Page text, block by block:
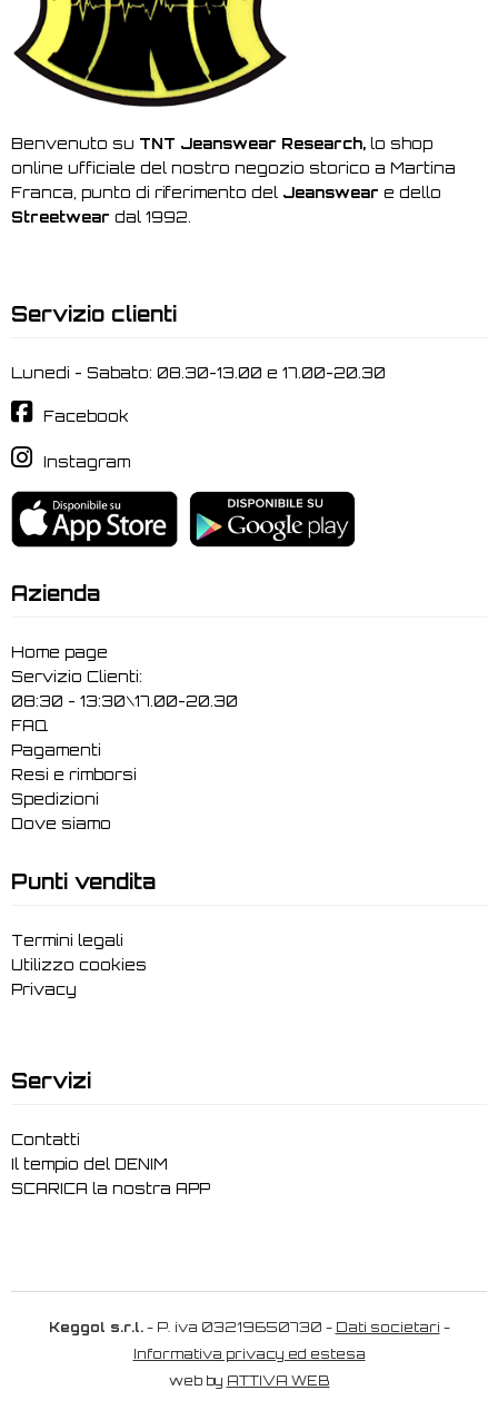
Benvenuto su TNT Jeanswear Research, lo shop
online ufficiale del nostro negozio storico a Martina
Franca, punto di riferimento del Jeanswear e dello
Streetwear dal 1992.
Servizio clienti
Lunedi - Sabato: 08.30-13.00 e 17.00-20.30
Facebook
Instagram
Azienda
Home page
Servizio Clienti:
08:30 - 13:30\17.00-20.30
FAQ
Pagamenti
Resi e rimborsi
Spedizioni
Dove siamo
Punti vendita
Termini legali
Utilizzo cookies
Privacy
Servizi
Contatti
Il tempio del DENIM
SCARICA la nostra APP
Keggol s.r.l.- P. iva 03219650730 - Dati societari -
Informativa privacy ed estesa
web by ATTIVA WEB